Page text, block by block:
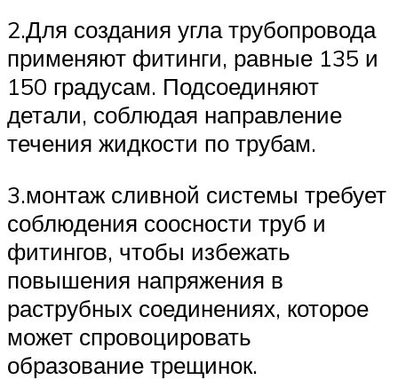
2.Для создания угла трубопровода
применяют фитинги, равные 135 и
150 градусам. Подсоединяют
детали, соблюдая направление
течения жидкости по трубам.
3.монтаж сливной системы требует
соблюдения соосности труб и
фитингов, чтобы избежать
повышения напряжения в
раструбных соединениях, которое
может спровоцировать
образование трещинок.